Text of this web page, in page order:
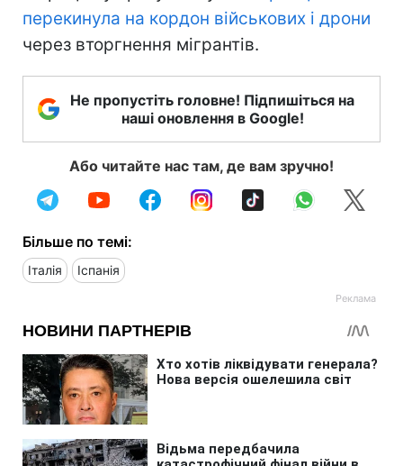
перекинула на кордон військових і дрони
через вторгнення мігрантів.
Не пропустіть головне! Підпишіться на
наші оновлення в Google!
Або читайте нас там, де вам зручно!
Більше по темі:
Італія Іспанія